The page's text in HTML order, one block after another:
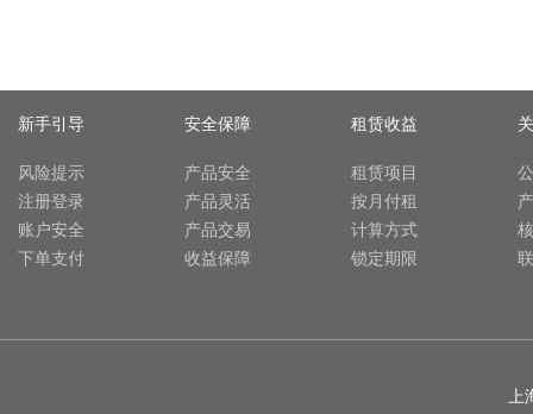
新手引导
风险提示
注册登录
账户安全
下单支付
安全保障
产品安全
产品灵活
产品交易
收益保障
租赁收益
租赁项目
按月付租
计算方式
锁定期限